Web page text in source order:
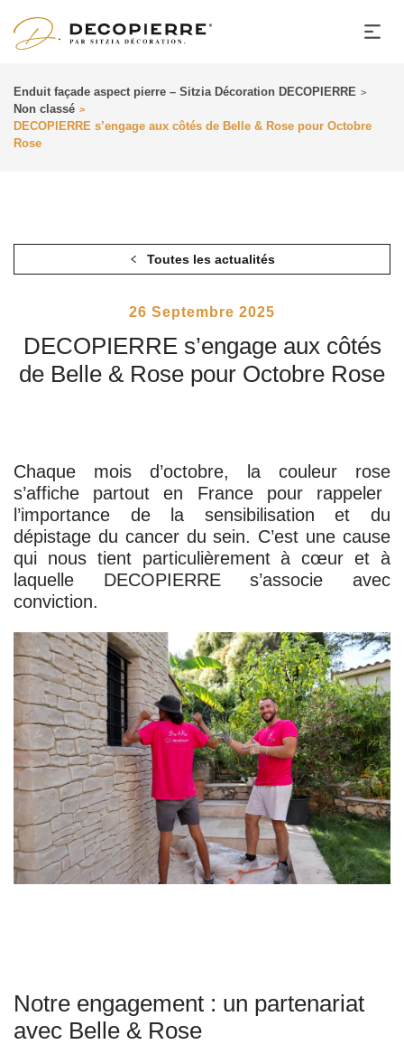
Enduit façade aspect pierre – Sitzia Décoration DECOPIERRE >
Non classé >
DECOPIERRE s’engage aux côtés de Belle & Rose pour Octobre
Rose
Toutes les actualités
DECOPIERRE s’engage aux côtés
de Belle & Rose pour Octobre Rose
Posted
26 Septembre 2025
Chaque mois d’octobre, la couleur rose
s’affiche partout en France pour rappeler
l’importance de la sensibilisation et du
dépistage du cancer du sein. C’est une cause
qui nous tient particulièrement à cœur et à
laquelle DECOPIERRE s’associe avec
conviction.
Notre engagement : un partenariat
avec Belle & Rose